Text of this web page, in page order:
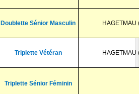
Doublette Sénior Masculin HAGETMAU
Triplette Vétéran HAGETMAU
Triplette Sénior Féminin